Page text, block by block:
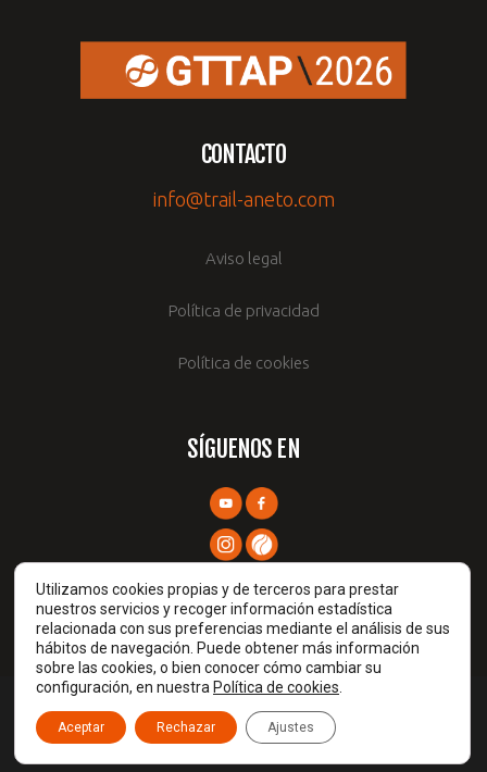
CONTACTO
info@trail-aneto.com
Aviso legal
Política de privacidad
Política de cookies
SÍGUENOS EN
Prames TIC © 2026
Utilizamos cookies propias y de terceros para prestar
nuestros servicios y recoger información estadística
relacionada con sus preferencias mediante el análisis de sus
hábitos de navegación. Puede obtener más información
sobre las cookies, o bien conocer cómo cambiar su
configuración, en nuestra Política de cookies
Aceptar Rechazar Ajustes